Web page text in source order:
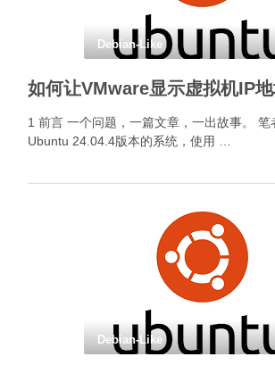
Debian-Like
如何让VMware显示虚拟机IP
1 前言 一个问题，一篇文章，一出故事。 笔
Ubuntu 24.04.4版本的系统，使用 …
Debian-Like